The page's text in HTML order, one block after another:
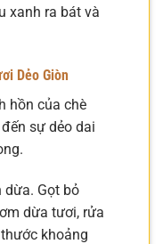
xanh ra bát và
Dẻo Giòn
hồn của chè
sự dẻo dai
dừa. Gọt bỏ
dừa tươi, rửa
khoảng